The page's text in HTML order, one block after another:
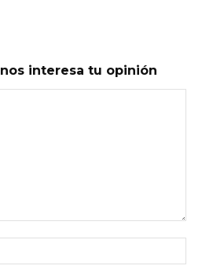
interesa tu opinión